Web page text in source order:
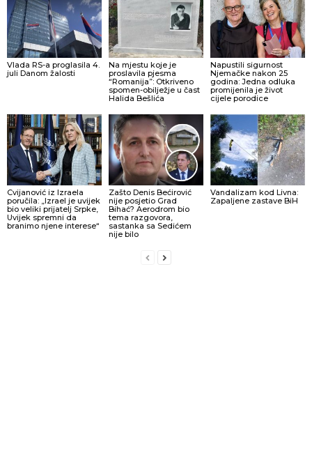
Vlada RS-a proglasila 4.
juli Danom žalosti
Na mjestu koje je
proslavila pjesma
“Romanija”: Otkriveno
spomen-obilježje u čast
Halida Bešlića
Napustili sigurnost
Njemačke nakon 25
godina: Jedna odluka
promijenila je život
cijele porodice
Cvijanović iz Izraela
poručila: „Izrael je uvijek
bio veliki prijatelj Srpke,
Uvijek spremni da
branimo njene interese“
Zašto Denis Bećirović
nije posjetio Grad
Bihać? Aerodrom bio
tema razgovora,
sastanka sa Sedićem
nije bilo
Vandalizam kod Livna:
Zapaljene zastave BiH